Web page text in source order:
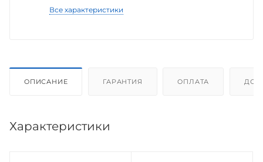
Все характеристики
ОПИСАНИЕ ГАРАНТИЯ ОПЛАТА
Характеристики